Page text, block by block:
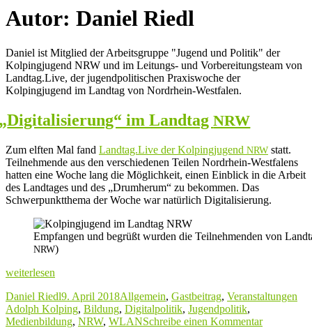
Autor: Daniel Riedl
Daniel ist Mitglied der Arbeitsgruppe "Jugend und Politik" der
Kolpingjugend NRW und im Leitungs- und Vorbereitungsteam von
Landtag.Live, der jugendpolitischen Praxiswoche der
Kolpingjugend im Landtag von Nordrhein-Westfalen.
Digitalisierung“ im LandtagNRW
Zum elften Mal fand Landtag.Live der Kolpingjugend NRW statt.
Teilnehmende aus den verschiedenen Teilen Nordrhein-Westfalens
hatten eine Woche lang die Möglichkeit, einen Einblick in die Arbeit
des Landtages und des „Drumherum“ zu bekommen. Das
Schwerpunktthema der Woche war natürlich Digitalisierung.
Empfangen und begrüßt wurden die Teilnehmenden von
NRW)
„
„Digitalisierung“
Landtag
NRW“
weiterlesen
Autor
Daniel RiedlVeröffentlicht
am
9. April 2018Kategorien
Allgemein, Gastbeitrag, Veranstaltungen
Adolph Kolping, Bildung, Digitalpolitik, Jugendpolitik,
Medienbildung, NRW, WLANSchreibe einen Kommentarzu